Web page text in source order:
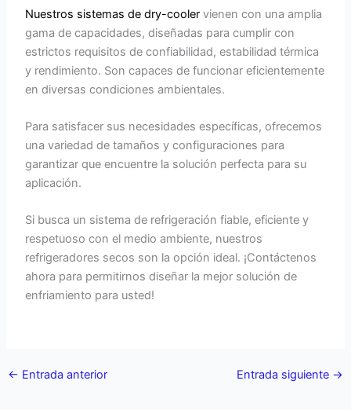
Nuestros sistemas de dry-cooler vienen con una amplia
gama de capacidades, diseñadas para cumplir con
estrictos requisitos de confiabilidad, estabilidad térmica
y rendimiento. Son capaces de funcionar eficientemente
en diversas condiciones ambientales.
Para satisfacer sus necesidades específicas, ofrecemos
una variedad de tamaños y configuraciones para
garantizar que encuentre la solución perfecta para su
aplicación.
Si busca un sistema de refrigeración fiable, eficiente y
respetuoso con el medio ambiente, nuestros
refrigeradores secos son la opción ideal. ¡Contáctenos
ahora para permitirnos diseñar la mejor solución de
enfriamiento para usted!
← Entrada anterior Entrada siguiente →